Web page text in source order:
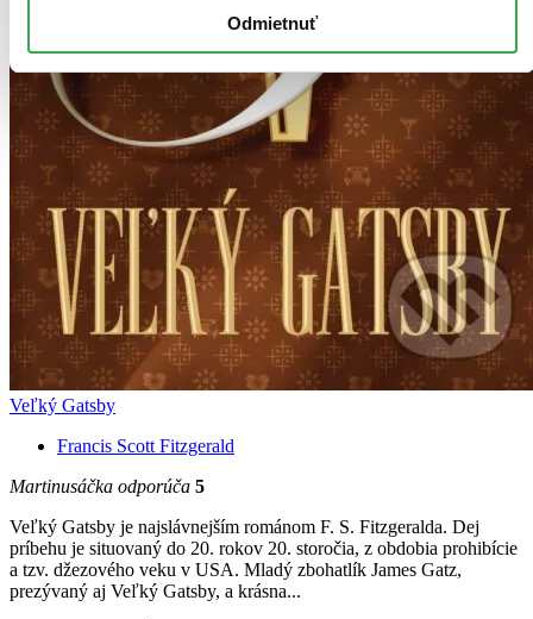
Odmietnuť
Veľký Gatsby
Francis Scott Fitzgerald
Martinusáčka odporúča 5
Veľký Gatsby je najslávnejším románom F. S. Fitzgeralda. Dej
príbehu je situovaný do 20. rokov 20. storočia, z obdobia prohibície
a tzv. džezového veku v USA. Mladý zbohatlík James Gatz,
prezývaný aj Veľký Gatsby, a krásna...